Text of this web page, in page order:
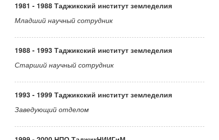
1981 - 1988 Таджикский институт земледелия
Младший научный сотрудник
1988 - 1993 Таджикский институт земледелия
Старший научный сотрудник
1993 - 1999 Таджикский институт земледелия
Заведующий отделом